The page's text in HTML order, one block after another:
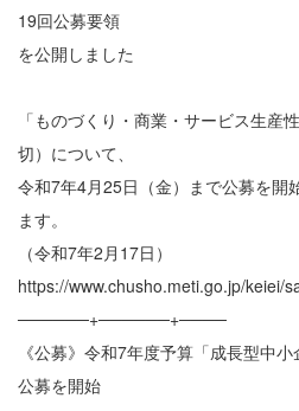
19回公募要領
を公開しました
「ものづくり・商業・サービス生産
切）について、
令和7年4月25日（金）まで公募を開
ます。
（令和7年2月17日）
https://www.chusho.meti.go.jp/keiei/
──────+──────+────
《公募》令和7年度予算「成長型中
公募を開始